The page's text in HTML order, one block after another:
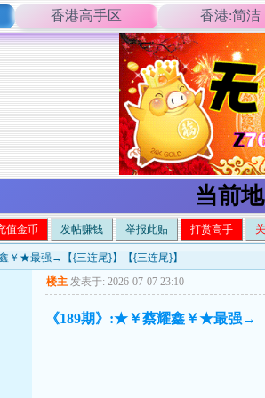
香港高手区 香港:简洁
当前
值金币 发帖赚钱 举报此贴 打赏高手
￥★最强→【{三连尾}】【{三连尾}】
楼主 发表于: 2026-07-07 23:10
《189期》:★￥蔡耀鑫￥★最强→